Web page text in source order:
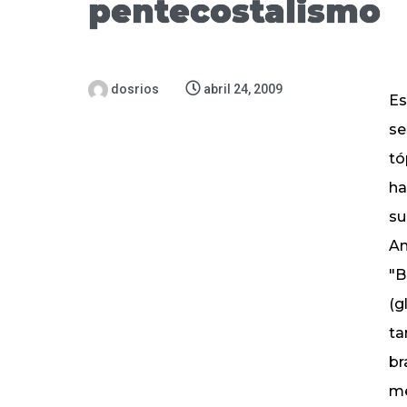
pentecostalismo
dosrios abril 24, 2009
Este trabajo fue preparado con el objetivo de informar un pequeño grupo interesado en el tema. Es sencillamente una pequeña investigación histórica y no un trabajo académico.